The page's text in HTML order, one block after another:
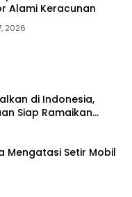
Alami Keracunan
2026
di Indonesia,
Siap Ramaikan
Mengatasi Setir Mobil